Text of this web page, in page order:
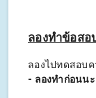
ลองทำข้อสอ
ลองไปทดสอบ
- ลองทำก่อนน